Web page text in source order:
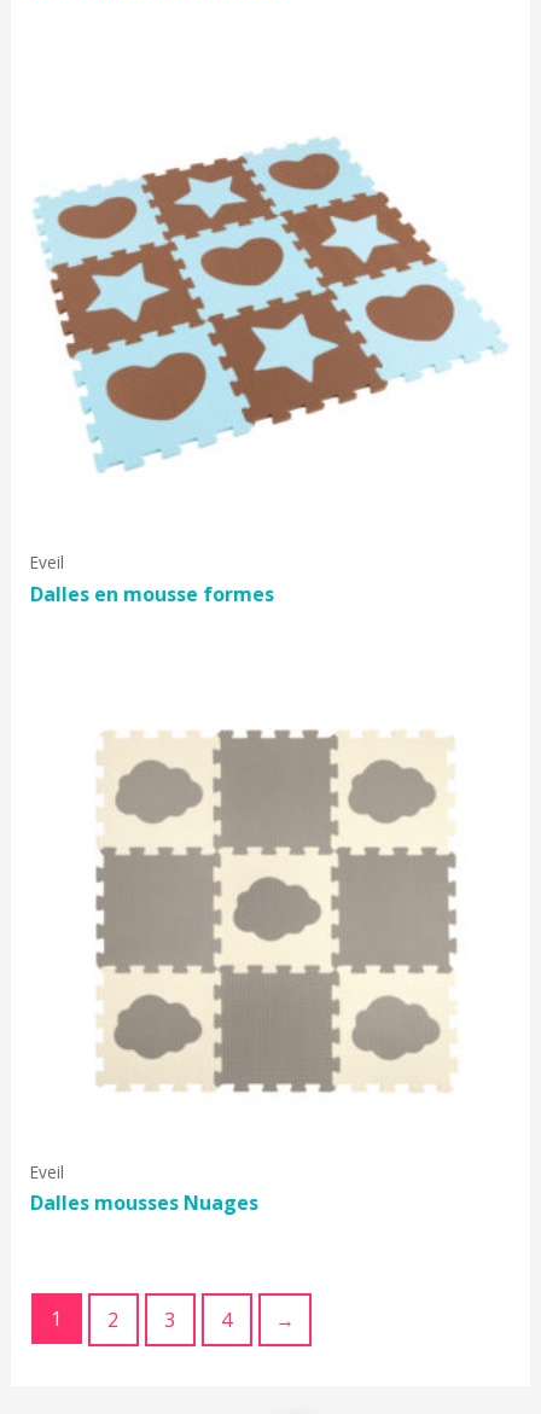
Eveil
Dalles en mousse formes
Eveil
Dalles mousses Nuages
1 2 3 4 →